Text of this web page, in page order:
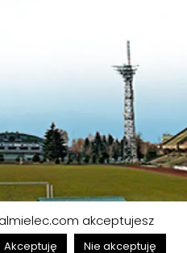
prawa zastrzeżone
akceptujesz
Akceptuję Nie akceptuję